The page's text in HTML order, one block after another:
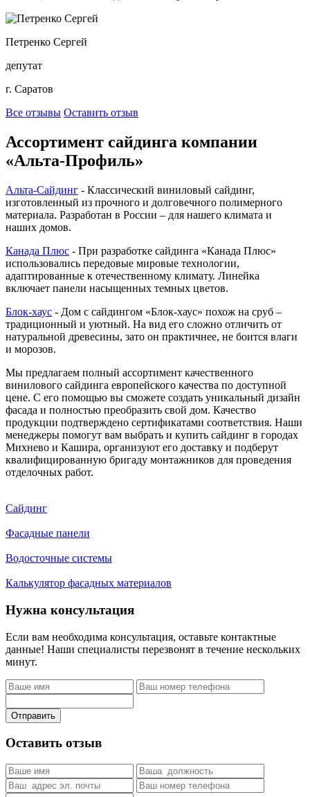
Петренко Сергей
депутат
г. Саратов
Все отзывы Оставить отзыв
Ассортимент сайдинга компании
«Альта-Профиль»
Альта-Сайдинг - Классический виниловый сайдинг,
изготовленный из прочного и долговечного полимерного
материала. Разработан в России – для нашего климата и
наших домов.
Канада Плюс - При разработке сайдинга «Канада Плюс»
использовались передовые мировые технологии,
адаптированные к отечественному климату. Линейка
включает панели насыщенных темных цветов.
Блок-хаус - Дом с сайдингом «Блок-хаус» похож на сруб –
традиционный и уютный. На вид его сложно отличить от
натуральной древесины, зато он практичнее, не боится влаги
и морозов.
Мы предлагаем полный ассортимент качественного
винилового сайдинга европейского качества по доступной
цене. С его помощью вы сможете создать уникальный дизайн
фасада и полностью преобразить свой дом. Качество
продукции подтверждено сертификатами соответствия. Наши
менеджеры помогут вам выбрать и купить сайдинг в городах
Михнево и Кашира, организуют его доставку и подберут
квалифицированную бригаду монтажников для проведения
отделочных работ.
Сайдинг
Фасадные панели
Водосточные системы
Калькулятор фасадных материалов
Нужна консультация
Если вам необходима консультация, оставьте контактные
данные! Наши специалисты перезвонят в течение нескольких
минут.
Отправить
Оставить отзыв